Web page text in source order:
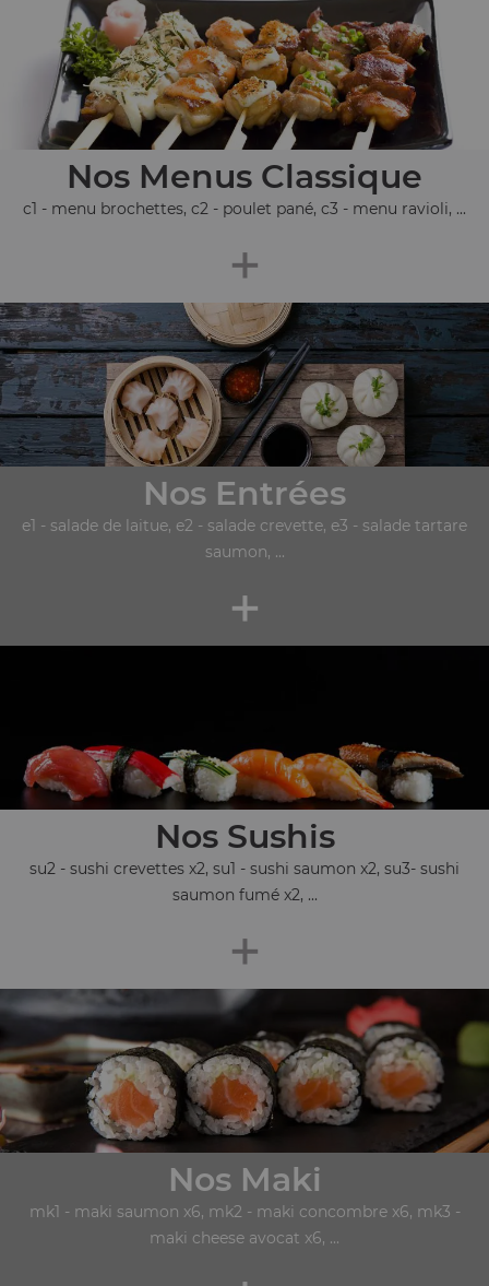
Nos Menus Classique
c1 - menu brochettes, c2 - poulet pané, c3 - menu ravioli, ...
+
Nos Entrées
e1 - salade de laitue, e2 - salade crevette, e3 - salade tartare
saumon, ...
+
Nos Sushis
su2 - sushi crevettes x2, su1 - sushi saumon x2, su3- sushi
saumon fumé x2, ...
+
Nos Maki
mk1 - maki saumon x6, mk2 - maki concombre x6, mk3 -
maki cheese avocat x6, ...